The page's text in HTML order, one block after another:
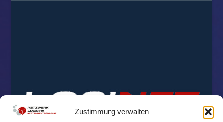
Zustimmung verwalten